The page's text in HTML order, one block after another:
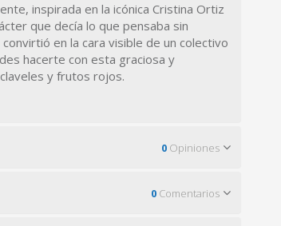
inspirada en la icónica Cristina Ortiz
que decía lo que pensaba sin
en la cara visible de un colectivo
hacerte con esta graciosa y
y frutos rojos.
0 Opiniones
0 Comentarios